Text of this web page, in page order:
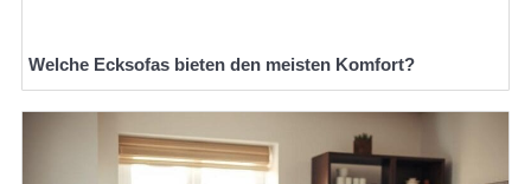
Welche Ecksofas bieten den meisten Komfort?